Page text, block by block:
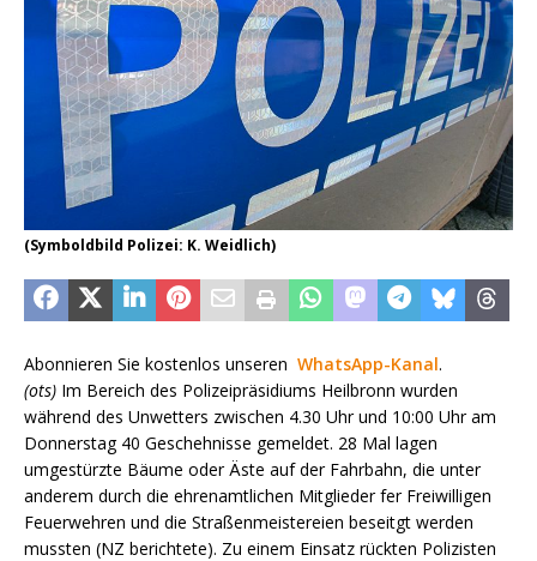
(Symboldbild Polizei: K. Weidlich)
Abonnieren Sie kostenlos unseren WhatsApp-Kanal.
(ots) Im Bereich des Polizeipräsidiums Heilbronn wurden
während des Unwetters zwischen 4.30 Uhr und 10:00 Uhr am
Donnerstag 40 Geschehnisse gemeldet. 28 Mal lagen
umgestürzte Bäume oder Äste auf der Fahrbahn, die unter
anderem durch die ehrenamtlichen Mitglieder fer Freiwilligen
Feuerwehren und die Straßenmeistereien beseitgt werden
mussten (NZ berichtete). Zu einem Einsatz rückten Polizisten